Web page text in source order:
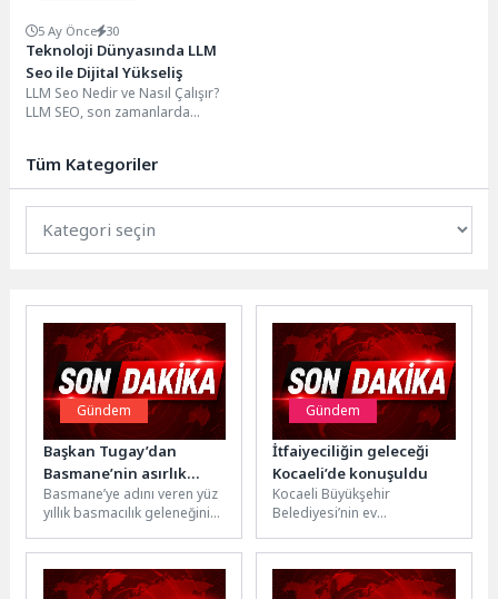
5 Ay Önce 30
Teknoloji Dünyasında LLM
Seo ile Dijital Yükseliş
LLM Seo Nedir ve Nasıl Çalışır?
LLM SEO, son zamanlarda
Tüm Kategoriler
Gündem
Başkan Tugay’dan
Basmane’nin asırlık
mirasına el izi
Basmane’ye adını veren yüz
yıllık basmacılık geleneğinin
Deneyim Atölyesi’ni ziyaret
eden İzmir...
Gündem
İtfaiyeciliğin geleceği
Kocaeli’de konuşuldu
Kocaeli Büyükşehir
Belediyesi’nin ev
“Türkiye İtfaiye Eğitim
Akademisi Kuruluş ve
Gelecek Vizyonu Çalıştayı”,...